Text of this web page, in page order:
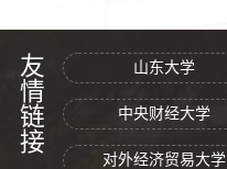
友情链接 山东大学
中央财经大学
对外经济贸易大学